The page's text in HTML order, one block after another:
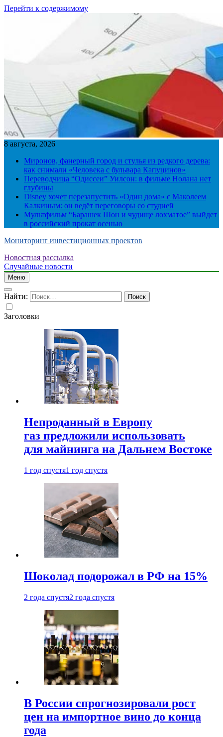
Перейти к содержимому
8 августа, 2026
Миронов, фанерный город и стулья из редкого дерева:
как снимали «Человека с бульвара Капуцинов»
Переводчица “Одиссеи” Уилсон: в фильме Нолана нет
глубины
Disney хочет перезапустить «Один дома» с Маколеем
Калкиным: он ведёт переговоры со студией
Мультфильм “Барашек Шон и чудище лохматое” выйдет
в российский прокат осенью
Мониторинг инвестиционных проектов
Новостная рассылка
Случайные новости
Меню
Найти:
Заголовки
Непроданный в Европу
газ предложили использовать
для майнинга на Дальнем Востоке
1 год спустя1 год спустя
Шоколад подорожал в РФ на 15%
2 года спустя2 года спустя
В России спрогнозировали рост
цен на импортное вино до конца
года